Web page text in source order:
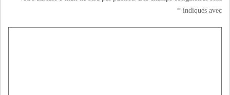
indiqués avec
*